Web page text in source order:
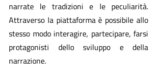
narrate le tradizioni e le peculiarità.
Attraverso la piattaforma è possibile allo
stesso modo interagire, partecipare, farsi
protagonisti dello sviluppo e della
narrazione.